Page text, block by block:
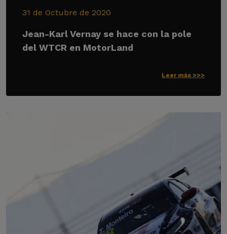
31 de Octubre de 2020
Jean-Karl Vernay se hace con la pole
del WTCR en MotorLand
Leer más >>>